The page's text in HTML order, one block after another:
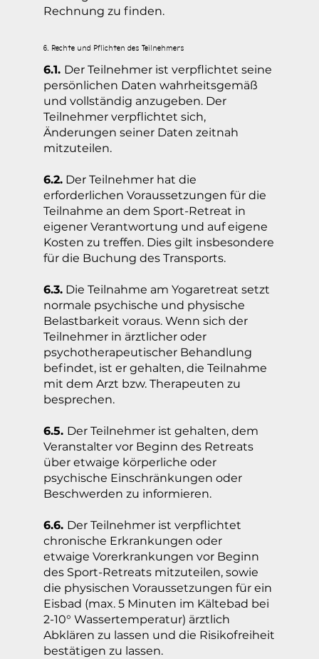
Rechnung zu finden.
6. Rechte und Pflichten des Teilnehmers
6.1. Der Teilnehmer ist verpflichtet seine
persönlichen Daten wahrheitsgemäß
und vollständig anzugeben. Der
Teilnehmer verpflichtet sich,
Änderungen seiner Daten zeitnah
mitzuteilen.
6.2. Der Teilnehmer hat die
erforderlichen Voraussetzungen für die
Teilnahme an dem Sport-Retreat in
eigener Verantwortung und auf eigene
Kosten zu treffen. Dies gilt insbesondere
für die Buchung des Transports.
6.3. Die Teilnahme am Yogaretreat setzt
normale psychische und physische
Belastbarkeit voraus. Wenn sich der
Teilnehmer in ärztlicher oder
psychotherapeutischer Behandlung
befindet, ist er gehalten, die Teilnahme
mit dem Arzt bzw. Therapeuten zu
besprechen.
6.5. Der Teilnehmer ist gehalten, dem
Veranstalter vor Beginn des Retreats
über etwaige körperliche oder
psychische Einschränkungen oder
Beschwerden zu informieren.
6.6. Der Teilnehmer ist verpflichtet
chronische Erkrankungen oder
etwaige Vorerkrankungen vor Beginn
des Sport-Retreats mitzuteilen, sowie
die physischen Voraussetzungen für ein
Eisbad (max. 5 Minuten im Kältebad bei
2-10° Wassertemperatur) ärztlich
Abklären zu lassen und die Risikofreiheit
bestätigen zu lassen.